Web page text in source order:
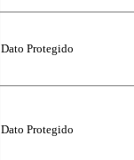
Dato Protegido
Dato Protegido